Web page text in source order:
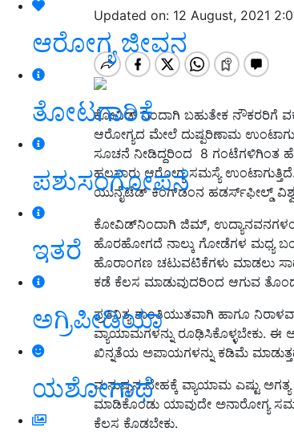
ಆರೋಗ್ಯ ಜೀವನ
ತೋಟಗಾರಿಕೆ
ಪಶುಸಂಗೋಪನೆ
ಇತರೆ
ಅಗ್ರಿಪೀಡಿಯಾ
ಯಶೋಗಾಥೆ
Updated on: 12 August, 2021
ಕೋವಿಡ್ ನಿಂದಾಗಿ ಬಹುತೇಕ ನೌಕರರಿಗೆ
ಆರೋಗ್ಯದ ಮೇಲೆ ದುಷ್ಪರಿಣಾಮ
ಸೂಚನೆ ನೀಡಿದ್ದರಿಂದ 8 ಗಂಟೆಗಳಿಗಿಂತ
ಹಲವಾರು ಆರೋಗ್ಯ ಸಮಸ್ಯೆ
ಯುನೈಟೆಡ್ ಕಿಂಗ್‌ಡಂನ ಹಡರ್ಸ್‌ಫೀಲ್ಡ್
ಕೋವಿಡ್‌ನಿಂದಾಗಿ ಜಿಮ್‌,
ಹೊರಹೋಗದೆ ನಾಲ್ಕು ಗೋಡೆಗಳ ಮಧ್ಯ
ಹೊರಾಂಗಣ ಚಟುವಟಿಕೆಗಳು ಮಾಡಲು
ಕಡೆ ಕೆಲಸ ಮಾಡುವುದರಿಂದ ಆಗುವ
ಪ್ರತಿನಿತ್ಯ ಶಾಂತಿಯುತವಾಗಿ ಹಾಗೂ
ವ್ಯಾಯಾಮಗಳನ್ನು ರೂಢಿಸಿಕೊಳ್ಳಬೇಕು. ಈ
ಖಿನ್ನತೆಯ ಅಪಾಯಗಳನ್ನು ಕಡಿಮೆ
ಮನುಷ್ಯನ ದೇಹಕ್ಕೆ ವ್ಯಾಯಾಮ ಎಷ್ಟು
ಮಾಡಿಕೊಂಡು ಯಾವುದೇ ಅನಾರೋಗ್ಯ
ಕೆಲಸ ಕೊಡಬೇಕು.